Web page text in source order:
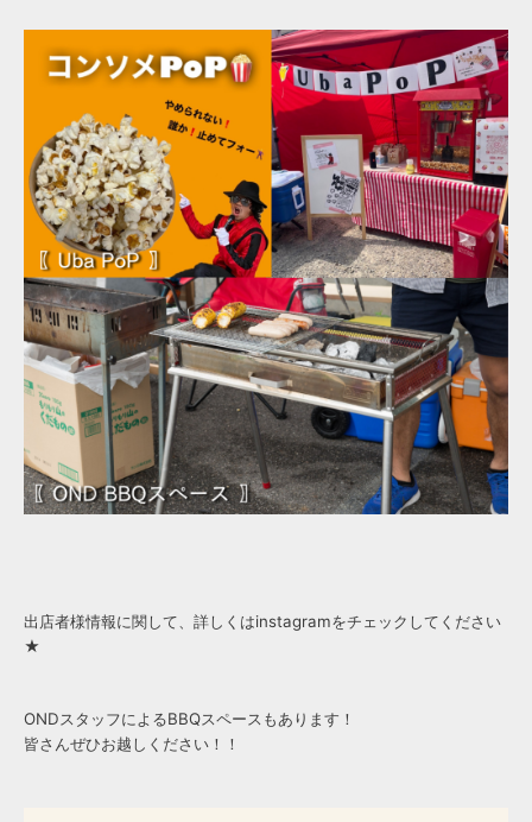
出店者様情報に関して、詳しくはinstagramをチェックしてください
★
ONDスタッフによるBBQスペースもあります！
皆さんぜひお越しください！！